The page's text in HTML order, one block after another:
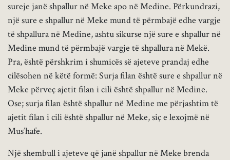
sureje janë shpallur në Meke apo në Medine. Përkundrazi,
një sure e shpallur në Meke mund të përmbajë edhe vargje
të shpallura në Medine, ashtu sikurse një sure e shpallur në
Medine mund të përmbajë vargje të shpallura në Mekë.
Pra, është përshkrim i shumicës së ajeteve prandaj edhe
cilësohen në këtë formë: Surja filan është sure e shpallur në
Meke përveç ajetit filan i cili është shpallur në Medine.
Ose; surja filan është shpallur në Medine me përjashtim të
ajetit filan i cili është shpallur në Meke, siç e lexojmë në
Mus’hafe.
Një shembull i ajeteve që janë shpallur në Meke brenda